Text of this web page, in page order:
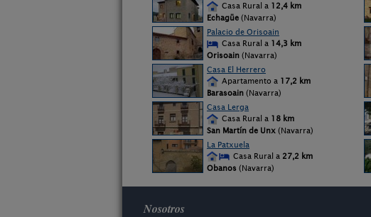
Casa Rural a 12,4 km
Echagüe (Navarra)
Palacio de Orisoain
Casa Rural a 14,3 km
Orisoain (Navarra)
Casa El Herrero
Apartamento a 17,2 km
Barasoain (Navarra)
Casa Lerga
Casa Rural a 18 km
San Martín de Unx (Navarra)
La Patxuela
Casa Rural a 27,2 km
Obanos (Navarra)
Nosotros